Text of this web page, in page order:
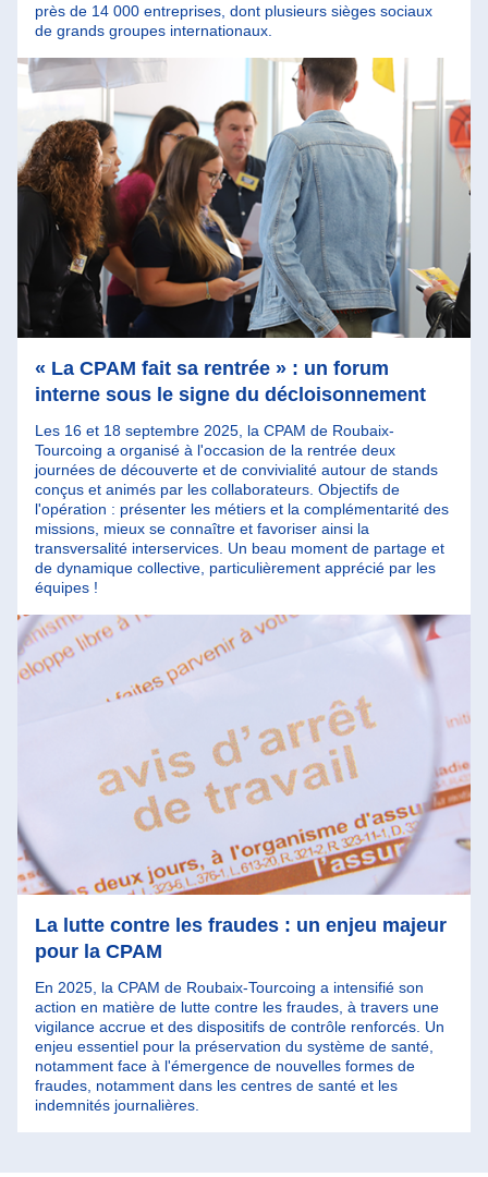
près de 14 000 entreprises, dont plusieurs sièges sociaux
de grands groupes internationaux.
« La CPAM fait sa rentrée » : un forum
interne sous le signe du décloisonnement
Les 16 et 18 septembre 2025, la CPAM de Roubaix-
Tourcoing a organisé à l'occasion de la rentrée deux
journées de découverte et de convivialité autour de stands
conçus et animés par les collaborateurs. Objectifs de
l'opération : présenter les métiers et la complémentarité des
missions, mieux se connaître et favoriser ainsi la
transversalité interservices. Un beau moment de partage et
de dynamique collective, particulièrement apprécié par les
équipes !
La lutte contre les fraudes : un enjeu majeur
pour la CPAM
En 2025, la CPAM de Roubaix-Tourcoing a intensifié son
action en matière de lutte contre les fraudes, à travers une
vigilance accrue et des dispositifs de contrôle renforcés. Un
enjeu essentiel pour la préservation du système de santé,
notamment face à l'émergence de nouvelles formes de
fraudes, notamment dans les centres de santé et les
indemnités journalières.